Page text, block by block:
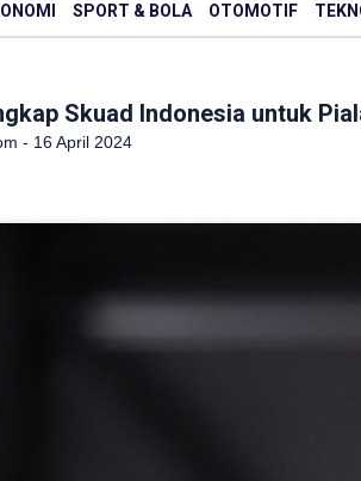
SPORT & BOLA OTOMOTIF
Skuad Indonesia untuk
- 16 April 2024